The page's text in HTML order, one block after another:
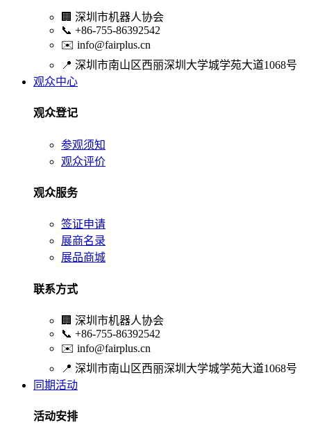
🏢 深圳市机器人协会
📞 +86-755-86392542
✉️ info@fairplus.cn
📍 深圳市南山区西丽深圳大学城学苑大道1068号
观众中心
观众登记
参观须知
观众评价
观众服务
签证申请
展商名录
展品商城
联系方式
🏢 深圳市机器人协会
📞 +86-755-86392542
✉️ info@fairplus.cn
📍 深圳市南山区西丽深圳大学城学苑大道1068号
同期活动
活动安排